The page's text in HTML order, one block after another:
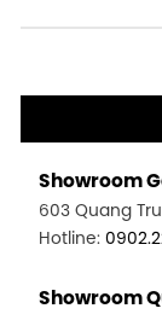
Showroom
603 Quang
Hotline:
Showroom